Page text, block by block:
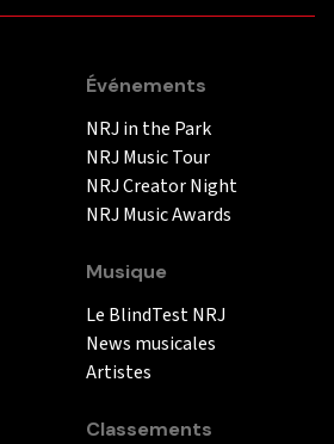
Événements
NRJ in the Park
NRJ Music Tour
NRJ Creator Night
NRJ Music Awards
Musique
Le BlindTest NRJ
News musicales
Artistes
Classements